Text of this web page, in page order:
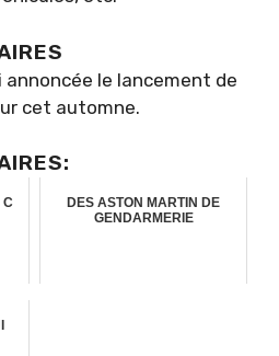
annoncée le lancement de
cet automne.
C
DES ASTON MARTIN DE
GENDARMERIE